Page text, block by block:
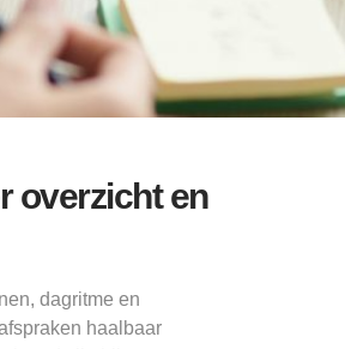
overzicht en
dagritme en
haalbaar